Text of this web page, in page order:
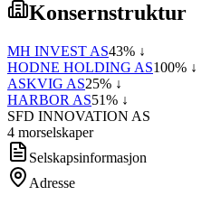
Konsernstruktur
MH INVEST AS43% ↓
HODNE HOLDING AS100% ↓
ASKVIG AS25% ↓
HARBOR AS51% ↓
SFD INNOVATION AS
4 morselskaper
Selskapsinformasjon
Adresse